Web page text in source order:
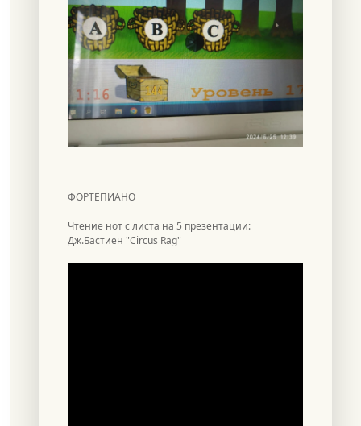
ФОРТЕПИАНО
Чтение нот с листа на 5 презентации:
Дж.Бастиен "Circus Rag"